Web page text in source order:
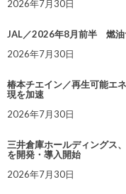
2026年7月30日
JAL／2026年8月前半 燃油
2026年7月30日
椿本チエイン／再生可能エ
現を加速
2026年7月30日
三井倉庫ホールディングス
を開発・導入開始
2026年7月30日